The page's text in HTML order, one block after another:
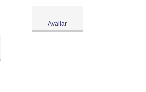
Avaliar